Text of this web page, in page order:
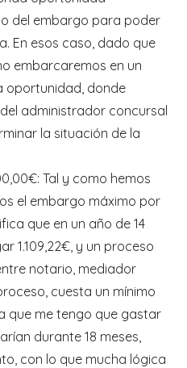
del embargo para poder
En esos caso, dado que
embarcaremos en un
oportunidad, donde
administrador concursal
la situación de la
Tal y como hemos
el embargo máximo por
que en un año de 14
1.109,22€, y un proceso
notario, mediador
cuesta un mínimo
que me tengo que gastar
durante 18 meses,
con lo que mucha lógica